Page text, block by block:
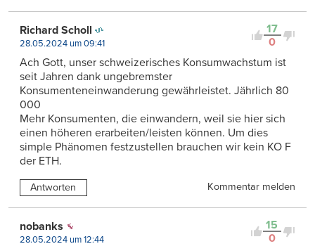
17
0
Richard Scholl
28.05.2024 um 09:41
Ach Gott, unser schweizerisches Konsumwachstum ist
seit Jahren dank ungebremster
Konsumenteneinwanderung gewährleistet. Jährlich 80
000
Mehr Konsumenten, die einwandern, weil sie hier sich
einen höheren erarbeiten/leisten können. Um dies
simple Phänomen festzustellen brauchen wir kein KO F
der ETH.
Antworten Kommentar melden
15
0
nobanks
28.05.2024 um 12:44